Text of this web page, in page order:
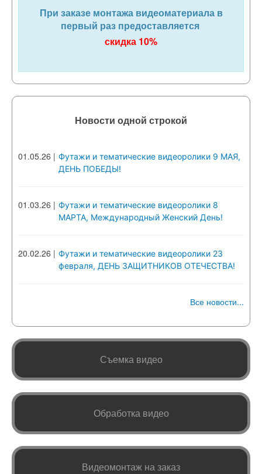
При заказе монтажа видеоматериала в
первый раз предоставляется
скидка 10%
Новости одной строкой
01.05.26 | Футажи и тематические видеоролики 9 МАЯ,
ДЕНЬ ПОБЕДЫ!
01.03.26 | Футажи и тематические видеоролики 8
МАРТА, Международный Женский День!
20.02.26 | Футажи и тематические видеоролики 23
февраля, ДЕНЬ ЗАЩИТНИКОВ ОТЕЧЕСТВА!
Все новости...
Съемка видео
Обработка видео
Видеомонтаж на заказ